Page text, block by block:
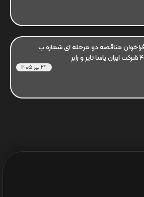
مناقصه دو مرحله ای شماره ب
رابر
29 تیر 1405